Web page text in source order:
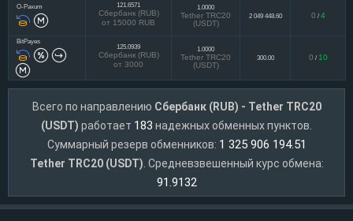
O-Paxum 121.6571
Сбербанк (RUB)
от 15000 RUB
1.0000
Tether TRC20
(USDT)
2 049 448.60 0 / 4
BitPayes
125.0939
Сбербанк (RUB)
от 3000
1.0000
Tether TRC20
(USDT)
300.00 0 / 10
Всего по направлению Сбербанк (RUB) - Tether TRC20
(USDT) работает 183 надежных обменных пунктов.
Суммарный резерв обменников: 1 325 906 194.51
Tether TRC20 (USDT) . Средневзвешенный курс обмена:
91.9132